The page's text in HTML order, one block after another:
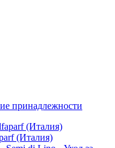
принадлежности
(Италия)